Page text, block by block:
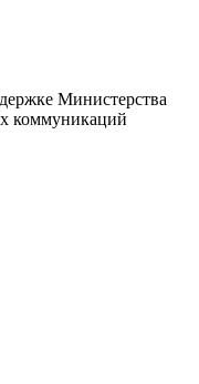
Министерства
коммуникаций